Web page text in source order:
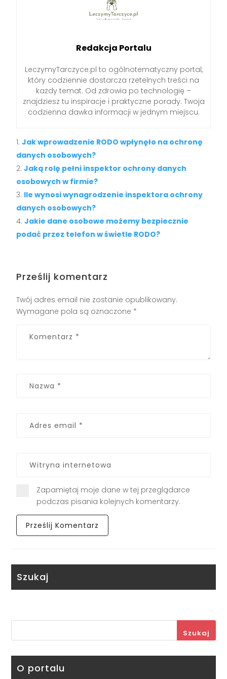
Redakcja Portalu
LeczymyTarczyce.pl to ogólnotematyczny portal,
który codziennie dostarcza rzetelnych treści na
każdy temat. Od zdrowia po technologię –
znajdziesz tu inspiracje i praktyczne porady. Twoja
codzienna dawka informacji w jednym miejscu.
Jak wprowadzenie RODO wpłynęło na ochronę
danych osobowych?
Jaką rolę pełni inspektor ochrony danych
osobowych w firmie?
Ile wynosi wynagrodzenie inspektora ochrony
danych osobowych?
Jakie dane osobowe możemy bezpiecznie
podać przez telefon w świetle RODO?
Prześlij komentarz
Twój adres email nie zostanie opublikowany.
Wymagane pola są oznaczone *
Zapamiętaj moje dane w tej przeglądarce
podczas pisania kolejnych komentarzy.
Szukaj
Szukaj
O portalu